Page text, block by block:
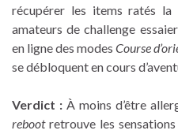
récupérer les items ratés
amateurs de challenge
en ligne des modes Course
se débloquent en cours
Verdict :À moins d’être
rebootretrouve les